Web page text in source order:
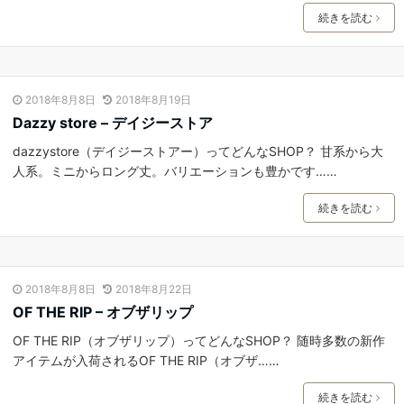
続きを読む
2018年8月8日 2018年8月19日
Dazzy store – デイジーストア
dazzystore（デイジーストアー）ってどんなSHOP？ 甘系から大
人系。ミニからロング丈。バリエーションも豊かです……
続きを読む
2018年8月8日 2018年8月22日
OF THE RIP – オブザリップ
OF THE RIP（オブザリップ）ってどんなSHOP？ 随時多数の新作
アイテムが入荷されるOF THE RIP（オブザ……
続きを読む